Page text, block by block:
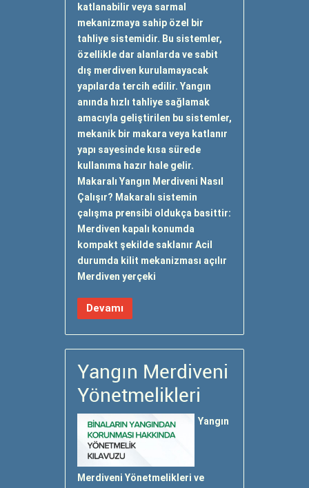
katlanabilir veya sarmal
mekanizmaya sahip özel bir
tahliye sistemidir. Bu sistemler,
özellikle dar alanlarda ve sabit
dış merdiven kurulamayacak
yapılarda tercih edilir. Yangın
anında hızlı tahliye sağlamak
amacıyla geliştirilen bu sistemler,
mekanik bir makara veya katlanır
yapı sayesinde kısa sürede
kullanıma hazır hale gelir.
Makaralı Yangın Merdiveni Nasıl
Çalışır? Makaralı sistemin
çalışma prensibi oldukça basittir:
Merdiven kapalı konumda
kompakt şekilde saklanır Acil
durumda kilit mekanizması açılır
Merdiven yerçeki
Devamı
Yangın Merdiveni
Yönetmelikleri
Yangın
Merdiveni Yönetmelikleri ve